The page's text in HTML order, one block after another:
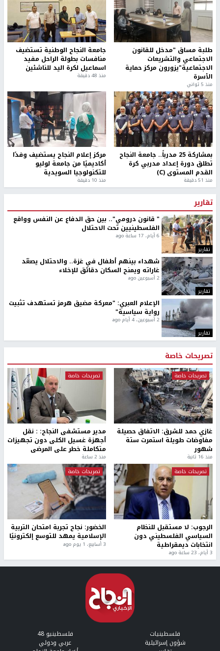
طلبة مساق "مدخل للقانون
الاجتماعي والتشريعات
الاجتماعية"يزورون مركز حماية
الأسرة
منذ 5 ثواني
جامعة النجاح الوطنية تستضيف
منافسات بطولة الراحل مفيد
اسماعيل لكرة اليد للناشئين
منذ 48 دقيقة
بمشاركة 25 مدرباً.. جامعة النجاح
تطلق دورة إعداد مدربي كرة
القدم المستوى (C)
منذ 51 دقيقة
مركز إعلام النجاح يستضيف وفدًا
أكاديميًا من جامعة لوليو
للتكنولوجيا السويدية
منذ 10 دقيقة
تقارير
تقارير
" قانون درومي".. بين حق الدفاع عن النفس وواقع
الفلسطينيين تحت الاحتلال
6 أيام، 17 ساعة ago
تقارير
شهداء بينهم أطفال في غزة.. والاحتلال يصعّد
غاراته ويمنح السكان دقائق للإخلاء
2 أسبوعين ago
تقارير
الإعلام العبري: "معركة مضيق هرمز تستهدف تثبيت
رواية سياسية"
2 أسبوعين، 4 أيام ago
تصريحات خاصة
تصريحات خاصة
غازي حمد للشرق: الاتفاق حصيلة
مفاوضات طويلة استمرت ستة
شهور
منذ 16 ثانية
تصريحات خاصة
مدير مستشفى النجاح: : نقل
أجهزة غسيل الكلى دون تجهيزات
متكاملة خطر على المرضى
منذ 2 ساعة
تصريحات خاصة
الرجوب: لا مستقبل للنظام
السياسي الفلسطيني دون
انتخابات ديمقراطية
3 أيام، 23 ساعة ago
تصريحات خاصة
الخضور: نجاح تجربة امتحان التربية
الإسلامية يمهد للتوسع إلكترونيًا
3 أسابيع، 1 يوم ago
فلسطينيات فلسطينيو 48
شؤون إسرائيلية عربي ودولي